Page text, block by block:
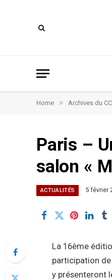
Home » Archives du
Paris –
salon «
ACTUALITÉS 5 février
La 16ème
participation
y présenteront